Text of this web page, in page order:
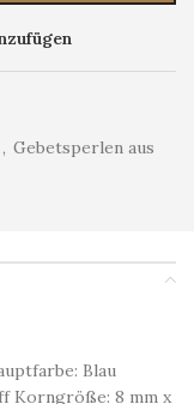
, Gebetsperlen aus
Blau
Korngröße: 8 mm x